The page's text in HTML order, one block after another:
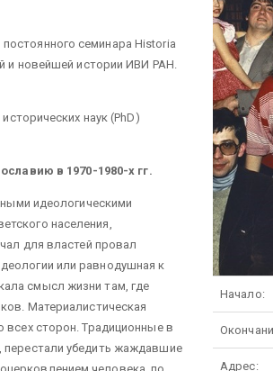
семинара Historia
и новейшей истории ИВИ РАН.
наук (PhD)
в 1970-1980-х гг.
идеологическими
населения,
для властей провал
или равнодушная к
смысл жизни там, где
Материалистическая
всех сторон. Традиционные в
перестали убедить жаждавшие
Начало:
Адрес: